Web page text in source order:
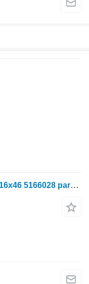
New Holland Eje de transmisión T16x46 5166028 para Tm120, Tm130 y Case Puma 130 eje de engranaje para tractor de ruedas